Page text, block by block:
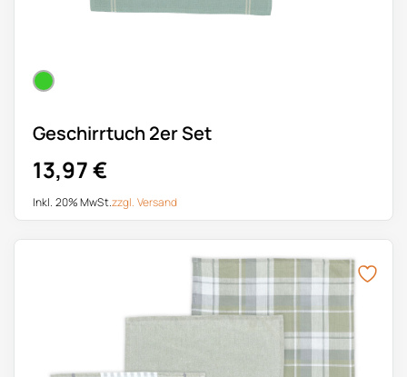
Geschirrtuch 2er Set
13,97€
Inkl. 20% MwSt.zzgl. Versand
Dieses Produkt weist mehrere Varianten auf. Die Optionen